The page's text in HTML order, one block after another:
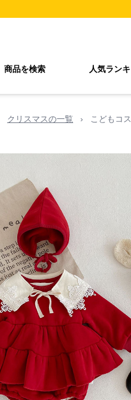
商品を検索 人気ラン
クリスマスの一覧 › こどもコ